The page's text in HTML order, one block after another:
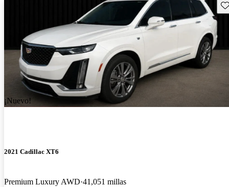
¡Nuevo!
2021 Cadillac XT6
Premium Luxury AWD 41,051 millas